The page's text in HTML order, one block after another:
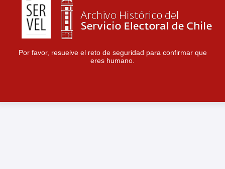
Por favor, resuelve el reto de seguridad para confirmar que
eres humano.